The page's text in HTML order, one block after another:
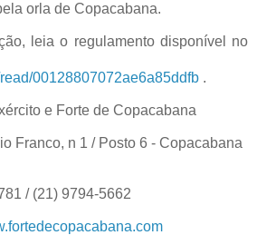
orla de Copacabana.
leia o regulamento disponível no
00128807072ae6a85ddfb .
e Forte de Copacabana
Franco, n 1 / Posto 6 - Copacabana
/ (21) 9794-5662